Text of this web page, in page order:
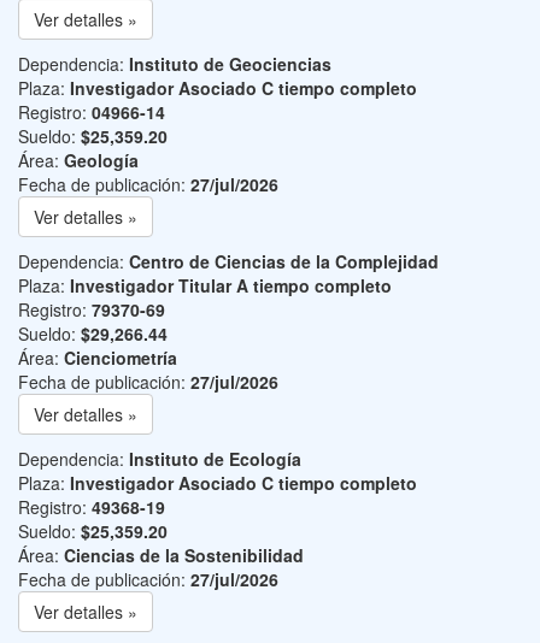
Ver detalles »
Dependencia: Instituto de Geociencias
Plaza: Investigador Asociado C tiempo completo
Registro: 04966-14
Sueldo: $25,359.20
Área: Geología
Fecha de publicación: 27/jul/2026
Ver detalles »
Dependencia: Centro de Ciencias de la Complejidad
Plaza: Investigador Titular A tiempo completo
Registro: 79370-69
Sueldo: $29,266.44
Área: Cienciometría
Fecha de publicación: 27/jul/2026
Ver detalles »
Dependencia: Instituto de Ecología
Plaza: Investigador Asociado C tiempo completo
Registro: 49368-19
Sueldo: $25,359.20
Área: Ciencias de la Sostenibilidad
Fecha de publicación: 27/jul/2026
Ver detalles »